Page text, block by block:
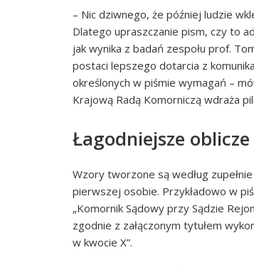
– Nic dziwnego, że później ludzie
Dlatego upraszczanie pism, czy to
jak wynika z badań zespołu prof.
postaci lepszego dotarcia z
określonych w piśmie wymagań –
Krajową Radą Komorniczą wdraża
Łagodniejsze oblicze
Wzory tworzone są według
pierwszej osobie. Przykładowo w
„Komornik Sądowy przy Sądzie
zgodnie z załączonym tytułem
w kwocie X”.